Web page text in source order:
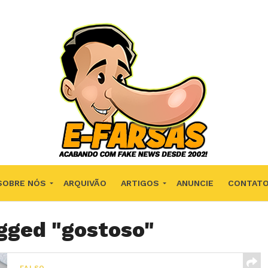
NÓS ARQUIVÃO ARTIGOS ANUNCIE CONTATO
"gostoso"